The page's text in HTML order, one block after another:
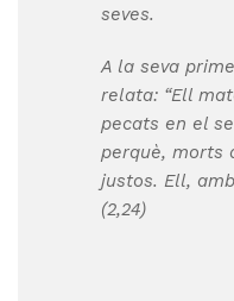
seves.
A la seva
relata: “Ell
pecats en el
perquè, morts
justos. Ell,
(2,24)